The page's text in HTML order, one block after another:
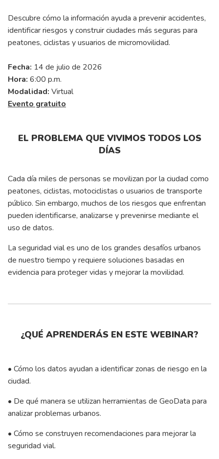
Descubre cómo la información ayuda a prevenir accidentes,
identificar riesgos y construir ciudades más seguras para
peatones, ciclistas y usuarios de micromovilidad.
Fecha: 14 de julio de 2026
Hora: 6:00 p.m.
Modalidad: Virtual
Evento gratuito
EL PROBLEMA QUE VIVIMOS TODOS LOS
DÍAS
Cada día miles de personas se movilizan por la ciudad como
peatones, ciclistas, motociclistas o usuarios de transporte
público. Sin embargo, muchos de los riesgos que enfrentan
pueden identificarse, analizarse y prevenirse mediante el
uso de datos.
La seguridad vial es uno de los grandes desafíos urbanos
de nuestro tiempo y requiere soluciones basadas en
evidencia para proteger vidas y mejorar la movilidad.
¿QUÉ APRENDERÁS EN ESTE WEBINAR?
• Cómo los datos ayudan a identificar zonas de riesgo en la
ciudad.
• De qué manera se utilizan herramientas de GeoData para
analizar problemas urbanos.
• Cómo se construyen recomendaciones para mejorar la
seguridad vial.